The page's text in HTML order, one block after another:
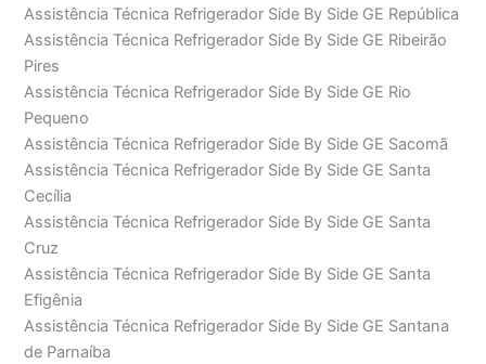
Assistência Técnica Refrigerador Side By Side GE República
Assistência Técnica Refrigerador Side By Side GE Ribeirão
Pires
Assistência Técnica Refrigerador Side By Side GE Rio
Pequeno
Assistência Técnica Refrigerador Side By Side GE Sacomã
Assistência Técnica Refrigerador Side By Side GE Santa
Cecília
Assistência Técnica Refrigerador Side By Side GE Santa
Cruz
Assistência Técnica Refrigerador Side By Side GE Santa
Efigênia
Assistência Técnica Refrigerador Side By Side GE Santana
de Parnaíba